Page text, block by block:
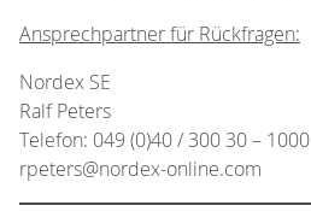
Ansprechpartner für Rückfragen:
Nordex SE
Ralf Peters
Telefon: 049 (0)40 / 300 30 – 1000
rpeters@nordex-online.com